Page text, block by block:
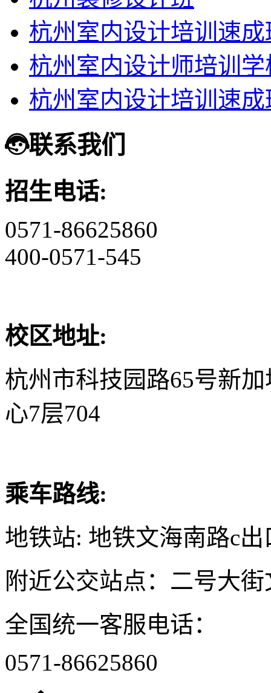
杭州室内设计培训速成
杭州室内设计师培训
杭州室内设计培训速成
联系我们
招生电话:
0571-86625860
400-0571-545
校区地址:
杭州市科技园路65号新
心7层704
乘车路线:
地铁站: 地铁文海南路c出
附近公交站点：二号大
全国统一客服电话：
0571-86625860